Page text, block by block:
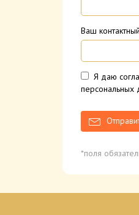
Ваш
Я даю
персональных
*поля